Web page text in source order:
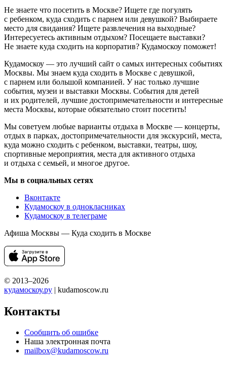
Не знаете что посетить в Москве? Ищете где погулять
с ребенком, куда сходить с парнем или девушкой? Выбираете
место для свидания? Ищете развлечения на выходные?
Интересуетесь активным отдыхом? Посещаете выставки?
Не знаете куда сходить на корпоратив? Кудамоскоу поможет!
Кудамоскоу — это лучший сайт о самых интересных событиях
Москвы. Мы знаем куда сходить в Москве с девушкой,
с парнем или большой компанией. У нас только лучшие
события, музеи и выставки Москвы. События для детей
и их родителей, лучшие достопримечательности и интересные
места Москвы, которые обязательно стоит посетить!
Мы советуем любые варианты отдыха в Москве — концерты,
отдых в парках, достопримечательности для экскурсий, места,
куда можно сходить с ребенком, выставки, театры, шоу,
спортивные мероприятия, места для активного отдыха
и отдыха с семьей, и многое другое.
Мы в социальных сетях
Вконтакте
Кудамоскоу в однокласниках
Кудамоскоу в телеграме
Афиша Москвы — Куда сходить в Москве
© 2013–2026
кудамоскоу.ру | kudamoscow.ru
Контакты
Сообщить об ошибке
Наша электронная почта
mailbox@kudamoscow.ru